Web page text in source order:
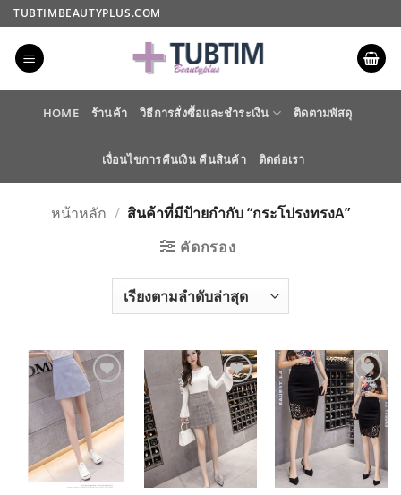
ข้าม
ไป
เนื้อหา
TUBTIMBEAUTYPLUS.COM
HOME ร้านค้า วิธีการสั่งซื้อและชำระเงิน ติดตามพัสดุ
เงื่อนไขการคืนเงิน คืนสินค้า ติดต่อเรา
หน้าหลัก / สินค้าที่มีป้ายกำกับ “กระโปรงทรงA”
คัดกรอง
ADD TO
WISHLIST
ADD TO
WISHLIST
ADD TO
WISHLIST